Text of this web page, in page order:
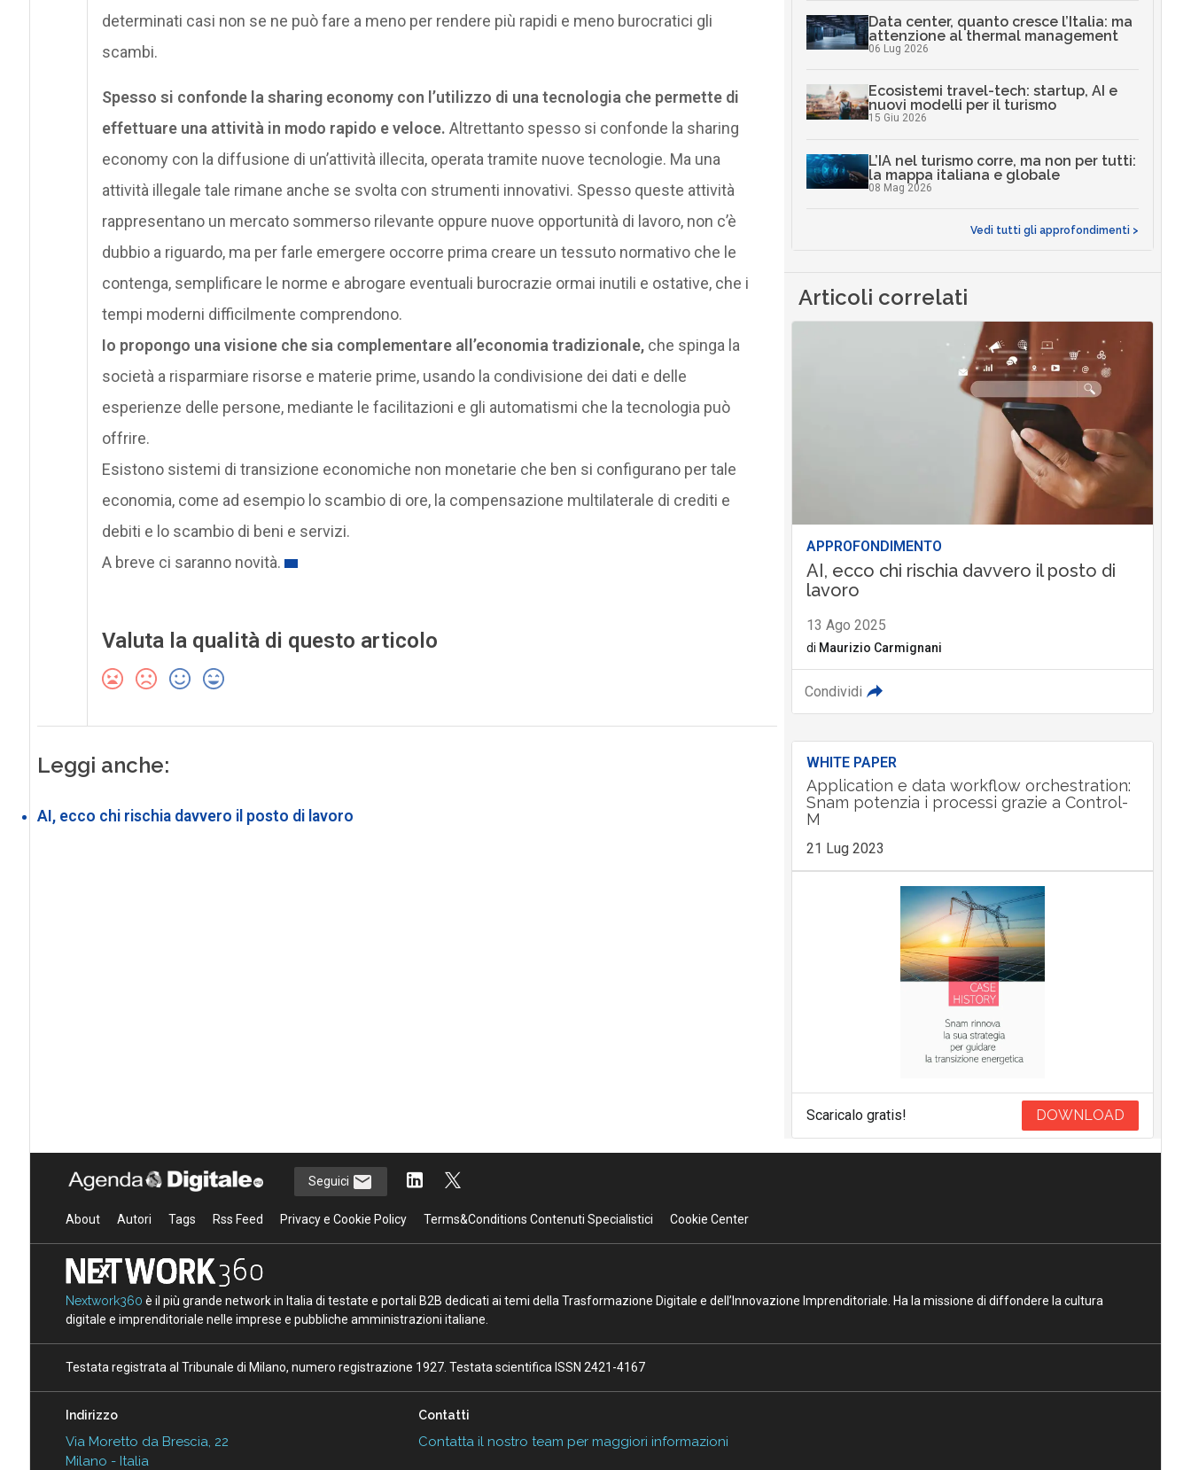
determinati casi non se ne può fare a meno per rendere più rapidi e meno burocratici gli
scambi.
Spesso si confonde la sharing economy con l’utilizzo di una tecnologia che permette di
effettuare una attività in modo rapido e veloce. Altrettanto spesso si confonde la sharing
economy con la diffusione di un’attività illecita, operata tramite nuove tecnologie. Ma una
attività illegale tale rimane anche se svolta con strumenti innovativi. Spesso queste attività
rappresentano un mercato sommerso rilevante oppure nuove opportunità di lavoro, non c’è
dubbio a riguardo, ma per farle emergere occorre prima creare un tessuto normativo che le
contenga, semplificare le norme e abrogare eventuali burocrazie ormai inutili e ostative, che i
tempi moderni difficilmente comprendono.
Io propongo una visione che sia complementare all’economia tradizionale, che spinga la
società a risparmiare risorse e materie prime, usando la condivisione dei dati e delle
esperienze delle persone, mediante le facilitazioni e gli automatismi che la tecnologia può
offrire.
Esistono sistemi di transizione economiche non monetarie che ben si configurano per tale
economia, come ad esempio lo scambio di ore, la compensazione multilaterale di crediti e
debiti e lo scambio di beni e servizi.
A breve ci saranno novità.
Valuta la qualità di questo articolo
Leggi anche:
AI, ecco chi rischia davvero il posto di lavoro
Data center, quanto cresce l’Italia: ma
attenzione al thermal management
06 Lug 2026
Ecosistemi travel-tech: startup, AI e
nuovi modelli per il turismo
15 Giu 2026
L’IA nel turismo corre, ma non per tutti:
la mappa italiana e globale
08 Mag 2026
Vedi tutti gli approfondimenti >
Articoli correlati
APPROFONDIMENTO
AI, ecco chi rischia davvero il posto di
lavoro
13 Ago 2025
di Maurizio Carmignani
Condividi
WHITE PAPER
Application e data workflow orchestration:
Snam potenzia i processi grazie a Control-
M
21 Lug 2023
Scaricalo gratis! DOWNLOAD
Seguici
About Autori Tags Rss Feed Privacy e Cookie Policy Terms&Conditions Contenuti Specialistici Cookie Center
Nextwork360 è il più grande network in Italia di testate e portali B2B dedicati ai temi della Trasformazione Digitale e dell’Innovazione Imprenditoriale. Ha la missione di diffondere la cultura
digitale e imprenditoriale nelle imprese e pubbliche amministrazioni italiane.
Testata registrata al Tribunale di Milano, numero registrazione 1927. Testata scientifica ISSN 2421-4167
Indirizzo
Via Moretto da Brescia, 22
Milano - Italia
Contatti
Contatta il nostro team per maggiori informazioni